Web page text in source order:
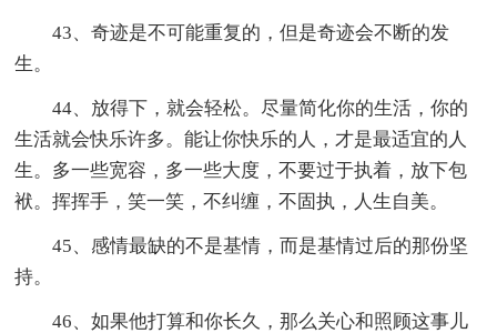
43、奇迹是不可能重复的，但是奇迹会不断的发
生。
44、放得下，就会轻松。尽量简化你的生活，你的
生活就会快乐许多。能让你快乐的人，才是最适宜的人
生。多一些宽容，多一些大度，不要过于执着，放下包
袱。挥挥手，笑一笑，不纠缠，不固执，人生自美。
45、感情最缺的不是基情，而是基情过后的那份坚
持。
46、如果他打算和你长久，那么关心和照顾这事儿